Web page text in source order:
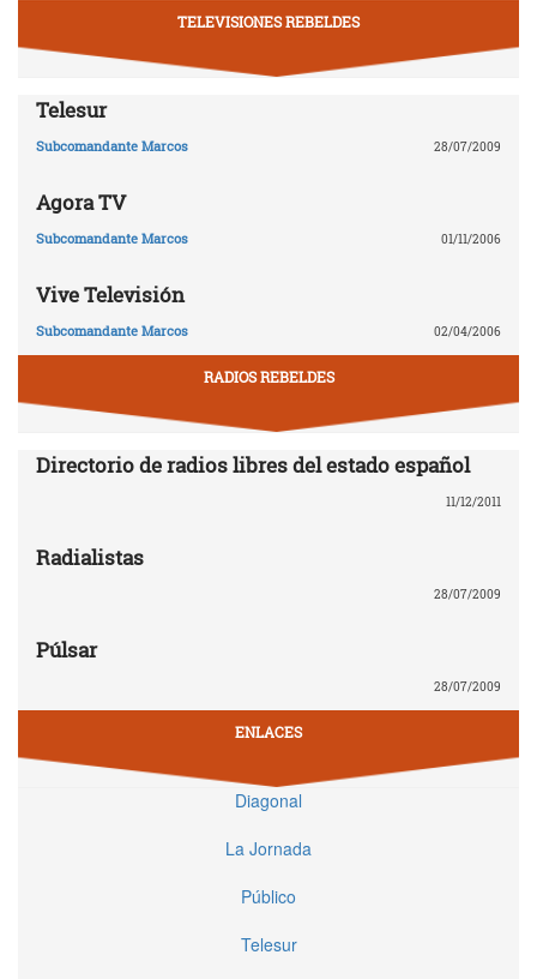
TELEVISIONES REBELDES
Telesur
Subcomandante Marcos 28/07/2009
Agora TV
Subcomandante Marcos 01/11/2006
Vive Televisión
Subcomandante Marcos 02/04/2006
RADIOS REBELDES
Directorio de radios libres del estado español
11/12/2011
Radialistas
28/07/2009
Púlsar
28/07/2009
ENLACES
Diagonal
La Jornada
Público
Telesur